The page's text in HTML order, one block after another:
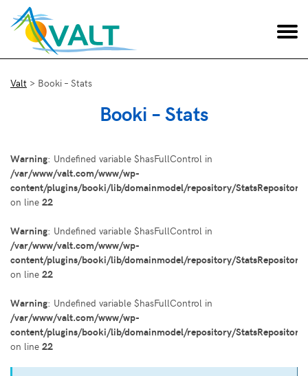
Valt > Booki – Stats
Booki – Stats
Warning: Undefined variable $hasFullControl in
/var/www/valt.com/www/wp-
content/plugins/booki/lib/domainmodel/repository/
on line 22
Warning: Undefined variable $hasFullControl in
/var/www/valt.com/www/wp-
content/plugins/booki/lib/domainmodel/repository/
on line 22
Warning: Undefined variable $hasFullControl in
/var/www/valt.com/www/wp-
content/plugins/booki/lib/domainmodel/repository/
on line 22